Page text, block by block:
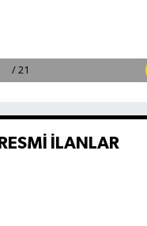
RESMİ İLANLAR